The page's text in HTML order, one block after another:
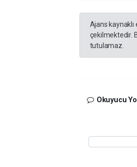
Ajans
çekilmektedir.
tutulamaz.
Okuyucu